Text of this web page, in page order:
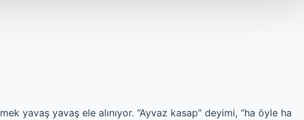
yavaş yavaş ele alınıyor. “Ayvaz kasap” deyimi, “ha öyle ha